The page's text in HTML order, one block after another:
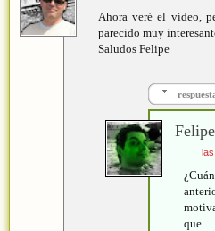
Ahora veré el vídeo,
parecido muy
Saludos Felipe
Felipe
que